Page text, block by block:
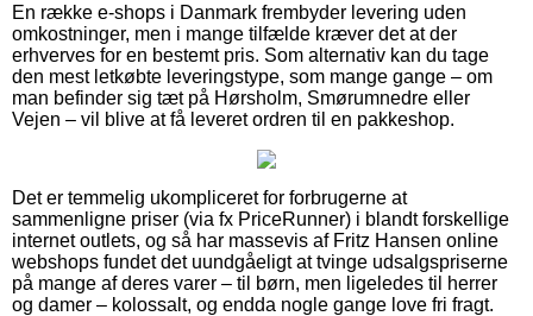
En række e-shops i Danmark frembyder levering uden
omkostninger, men i mange tilfælde kræver det at der
erhverves for en bestemt pris. Som alternativ kan du tage
den mest letkøbte leveringstype, som mange gange – om
man befinder sig tæt på Hørsholm, Smørumnedre eller
Vejen – vil blive at få leveret ordren til en pakkeshop.
Det er temmelig ukompliceret for forbrugerne at
sammenligne priser (via fx PriceRunner) i blandt forskellige
internet outlets, og så har massevis af Fritz Hansen online
webshops fundet det uundgåeligt at tvinge udsalgspriserne
på mange af deres varer – til børn, men ligeledes til herrer
og damer – kolossalt, og endda nogle gange love fri fragt.